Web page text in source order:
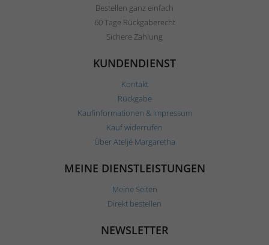
Bestellen ganz einfach
60 Tage Rückgaberecht
Sichere Zahlung
KUNDENDIENST
Kontakt
Rückgabe
Kaufinformationen & Impressum
Kauf widerrufen
Über Ateljé Margaretha
MEINE DIENSTLEISTUNGEN
Meine Seiten
Direkt bestellen
NEWSLETTER